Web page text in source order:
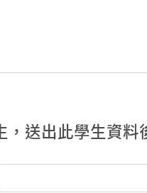
，送出此學生資料